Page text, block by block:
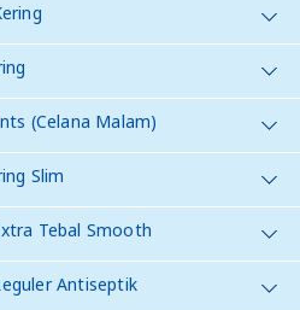
(Celana Malam)
Slim
Tebal Smooth
Antiseptik